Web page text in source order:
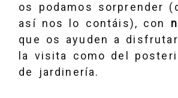
os podamos sorprender
así nos lo contáis), con
que os ayuden a
la visita como del
de jardinería.